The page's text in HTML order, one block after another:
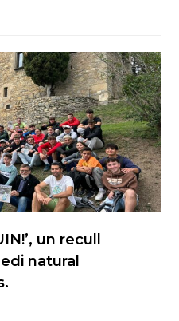
un recull
natural